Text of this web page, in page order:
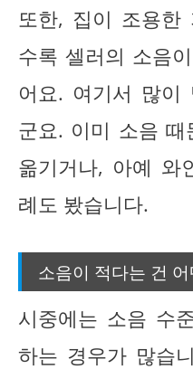
또한, 집이 조용한
수록 셀러의 소음
어요. 여기서 많이
군요. 이미 소음
옮기거나, 아예 와
례도 봤습니다.
소음이 적다는 건
시중에는 소음 수
하는 경우가 많습